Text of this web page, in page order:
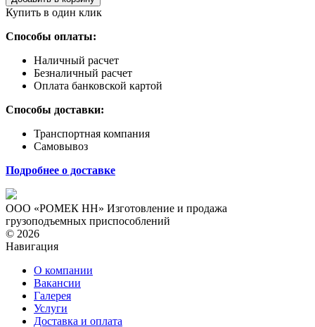
Купить в один клик
Способы оплаты:
Наличный расчет
Безналичный расчет
Оплата банковской картой
Способы доставки:
Транспортная компания
Самовывоз
Подробнее о доставке
ООО «РОМЕК НН» Изготовление и продажа
грузоподъемных приспособлений
© 2026
Навигация
О компании
Вакансии
Галерея
Услуги
Доставка и оплата